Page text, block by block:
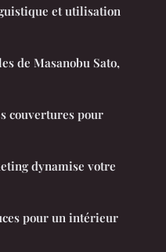
et utilisation
de Masanobu Sato,
couvertures pour
dynamise votre
pour un intérieur